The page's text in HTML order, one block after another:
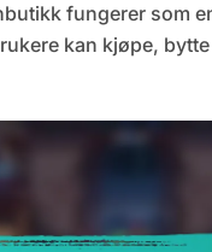
kan kjøpe,